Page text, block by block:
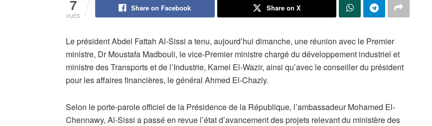
7
VUES
Share on Facebook Share on X
Le président Abdel Fattah Al-Sissi a tenu, aujourd’hui dimanche, une réunion avec le Premier
ministre, Dr Moustafa Madbouli, le vice-Premier ministre chargé du développement industriel et
ministre des Transports et de l’Industrie, Kamel El-Wazir, ainsi qu’avec le conseiller du président
pour les affaires financières, le général Ahmed El-Chazly.
Selon le porte-parole officiel de la Présidence de la République, l’ambassadeur Mohamed El-
Chennawy, Al-Sissi a passé en revue l’état d’avancement des projets relevant du ministère des